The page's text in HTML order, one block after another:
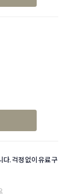
. 걱정 없이 유료 구